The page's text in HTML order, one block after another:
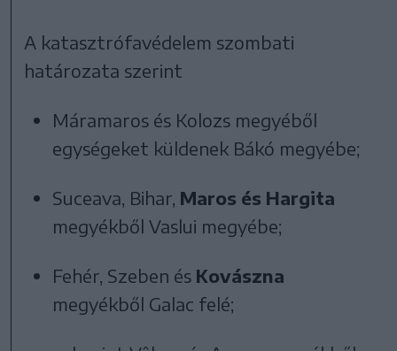
A katasztrófavédelem szombati
határozata szerint
Máramaros és Kolozs megyéből
egységeket küldenek Bákó megyébe;
Suceava, Bihar, Maros és Hargita
megyékből Vaslui megyébe;
Fehér, Szeben és Kovászna
megyékből Galac felé;